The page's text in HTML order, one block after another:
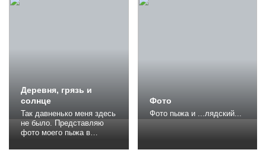
Деревня, грязь и
солнце
Так давненько меня здесь
не было. Представляю
фото моего пыжа в
Обращаю Ваше
Фото
Фото пыжа и ...лядский...